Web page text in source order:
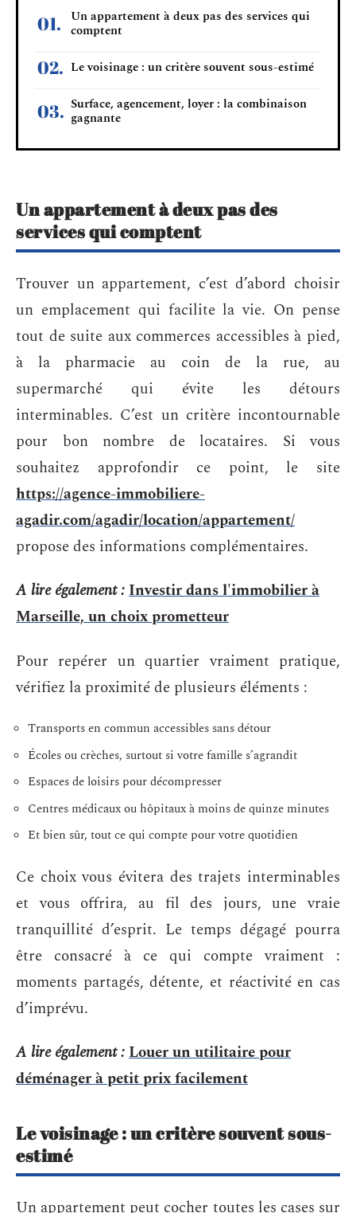
Un appartement à deux pas des services qui
comptent
Le voisinage : un critère souvent sous-estimé
Surface, agencement, loyer : la combinaison
gagnante
Un appartement à deux pas des
services qui comptent
Trouver un appartement, c’est d’abord choisir
un emplacement qui facilite la vie. On pense
tout de suite aux commerces accessibles à pied,
à la pharmacie au coin de la rue, au
supermarché qui évite les détours
interminables. C’est un critère incontournable
pour bon nombre de locataires. Si vous
souhaitez approfondir ce point, le site
https://agence-immobiliere-
agadir.com/agadir/location/appartement/
propose des informations complémentaires.
A lire également :Investir dans l'immobilier à
Marseille, un choix prometteur
Pour repérer un quartier vraiment pratique,
vérifiez la proximité de plusieurs éléments :
Transports en commun accessibles sans détour
Écoles ou crèches, surtout si votre famille s’agrandit
Espaces de loisirs pour décompresser
Centres médicaux ou hôpitaux à moins de quinze minutes
Et bien sûr, tout ce qui compte pour votre quotidien
Ce choix vous évitera des trajets interminables
et vous offrira, au fil des jours, une vraie
tranquillité d’esprit. Le temps dégagé pourra
être consacré à ce qui compte vraiment :
moments partagés, détente, et réactivité en cas
d’imprévu.
A lire également :Louer un utilitaire pour
déménager à petit prix facilement
Le voisinage : un critère souvent sous-
estimé
Un appartement peut cocher toutes les cases sur